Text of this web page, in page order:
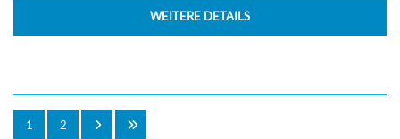
WEITERE DETAILS
1 2